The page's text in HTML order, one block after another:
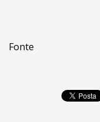
Fonte